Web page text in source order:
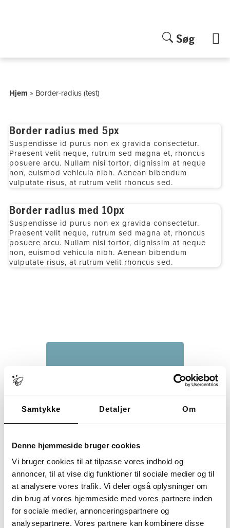
Samtykke Detaljer Om
Denne hjemmeside bruger cookies
Vi bruger cookies til at tilpasse vores indhold og
annoncer, til at vise dig funktioner til sociale medier og til
at analysere vores trafik. Vi deler også oplysninger om
din brug af vores hjemmeside med vores partnere inden
for sociale medier, annonceringspartnere og
analysepartnere. Vores partnere kan kombinere disse
til
Søg
Hjem » Border-radius (test)
Border radius med 5px
Suspendisse id purus non ex gravida consectetur.
Praesent velit neque, rutrum sed magna et, rhoncus
posuere arcu. Nullam nisi tortor, dignissim at neque
non, euismod vehicula nibh. Aenean bibendum
vulputate risus, at rutrum velit rhoncus sed.
Border radius med 10px
Suspendisse id purus non ex gravida consectetur.
Praesent velit neque, rutrum sed magna et, rhoncus
posuere arcu. Nullam nisi tortor, dignissim at neque
non, euismod vehicula nibh. Aenean bibendum
vulputate risus, at rutrum velit rhoncus sed.
gravida consectetur. Praesent
velit neque, rutrum sed magna
nisi tortor, dignissim at neque
non, euismod vehicula nibh.
Aenean bibendum vulputate
risus, at rutrum velit rhoncus sed.